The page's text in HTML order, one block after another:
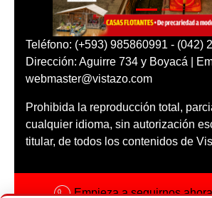
Teléfono: (+593) 985860991 - (042)
Dirección: Aguirre 734 y Boyacá |
webmaster@vistazo.com
Prohibida la reproducción total,
cualquier idioma, sin autorización
titular, de todos los contenidos de
Empieza a seguirnos ahora